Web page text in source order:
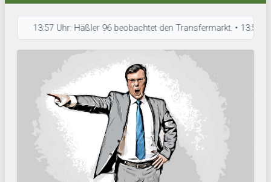
13:57 Uhr: Häßler 96 beobachtet den Transfermarkt. • 13:56